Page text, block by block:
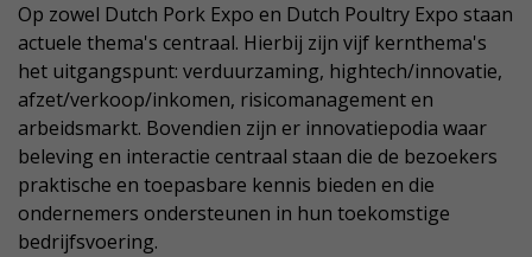
Op zowel Dutch Pork Expo en Dutch Poultry Expo staan
actuele thema's centraal. Hierbij zijn vijf kernthema's
het uitgangspunt: verduurzaming, hightech/innovatie,
afzet/verkoop/inkomen, risicomanagement en
arbeidsmarkt. Bovendien zijn er innovatiepodia waar
beleving en interactie centraal staan die de bezoekers
praktische en toepasbare kennis bieden en die
ondernemers ondersteunen in hun toekomstige
bedrijfsvoering.